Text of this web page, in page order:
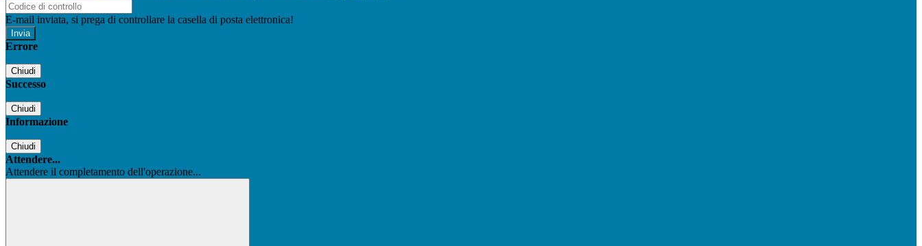
E-mail inviata, si prega di controllare la casella di posta elettronica!
Errore
Chiudi
Successo
Chiudi
Informazione
Chiudi
Attendere...
Attendere il completamento dell'operazione...